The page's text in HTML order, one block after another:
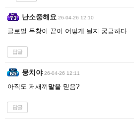
난소중해요 26-04-26 12:10
글로벌 두창이 끝이 어떻게 될지 궁금하다
답글
뭉치야 26-04-26 12:11
아직도 저새끼말을 믿음?
답글